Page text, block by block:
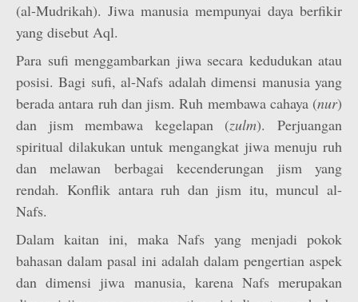
(al-Mudrikah). Jiwa manusia mempunyai daya berfikir
yang disebut Aql.
Para sufi menggambarkan jiwa secara kedudukan atau
posisi. Bagi sufi, al-Nafs adalah dimensi manusia yang
berada antara ruh dan jism. Ruh membawa cahaya (nur)
dan jism membawa kegelapan (zulm). Perjuangan
spiritual dilakukan untuk mengangkat jiwa menuju ruh
dan melawan berbagai kecenderungan jism yang
rendah. Konflik antara ruh dan jism itu, muncul al-
Nafs.
Dalam kaitan ini, maka Nafs yang menjadi pokok
bahasan dalam pasal ini adalah dalam pengertian aspek
dan dimensi jiwa manusia, karena Nafs merupakan